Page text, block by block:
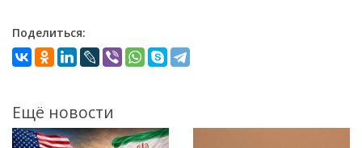
Поделиться:
Ещё новости